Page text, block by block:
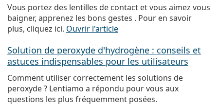
Vous portez des lentilles de contact et vous aimez vous
baigner, apprenez les bons gestes . Pour en savoir
plus, cliquez ici. Ouvrir l'article
Solution de peroxyde d'hydrogène : conseils et
astuces indispensables pour les utilisateurs
Comment utiliser correctement les solutions de
peroxyde ? Lentiamo a répondu pour vous aux
questions les plus fréquemment posées.